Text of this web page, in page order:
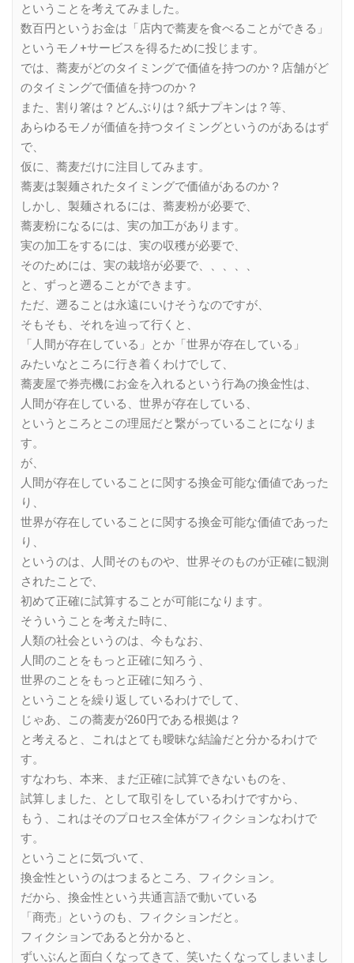
ということを考えてみました。
数百円というお金は「店内で蕎麦を食べることができる」
というモノ+サービスを得るために投じます。
では、蕎麦がどのタイミングで価値を持つのか？店舗がど
のタイミングで価値を持つのか？
また、割り箸は？どんぶりは？紙ナプキンは？等、
あらゆるモノが価値を持つタイミングというのがあるはず
で、
仮に、蕎麦だけに注目してみます。
蕎麦は製麺されたタイミングで価値があるのか？
しかし、製麺されるには、蕎麦粉が必要で、
蕎麦粉になるには、実の加工があります。
実の加工をするには、実の収穫が必要で、
そのためには、実の栽培が必要で、、、、、
と、ずっと遡ることができます。
ただ、遡ることは永遠にいけそうなのですが、
そもそも、それを辿って行くと、
「人間が存在している」とか「世界が存在している」
みたいなところに行き着くわけでして、
蕎麦屋で券売機にお金を入れるという行為の換金性は、
人間が存在している、世界が存在している、
というところとこの理屈だと繋がっていることになりま
す。
が、
人間が存在していることに関する換金可能な価値であった
り、
世界が存在していることに関する換金可能な価値であった
り、
というのは、人間そのものや、世界そのものが正確に観測
されたことで、
初めて正確に試算することが可能になります。
そういうことを考えた時に、
人類の社会というのは、今もなお、
人間のことをもっと正確に知ろう、
世界のことをもっと正確に知ろう、
ということを繰り返しているわけでして、
じゃあ、この蕎麦が260円である根拠は？
と考えると、これはとても曖昧な結論だと分かるわけで
す。
すなわち、本来、まだ正確に試算できないものを、
試算しました、として取引をしているわけですから、
もう、これはそのプロセス全体がフィクションなわけで
す。
ということに気づいて、
換金性というのはつまるところ、フィクション。
だから、換金性という共通言語で動いている
「商売」というのも、フィクションだと。
フィクションであると分かると、
ずいぶんと面白くなってきて、笑いたくなってしまいまし